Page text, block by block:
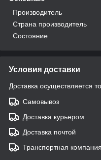
Производитель
Страна производитель
Состояние
Условия доставки
Доставка осуществляется
Самовывоз
Доставка курьером
Доставка почтой
Транспортная компания